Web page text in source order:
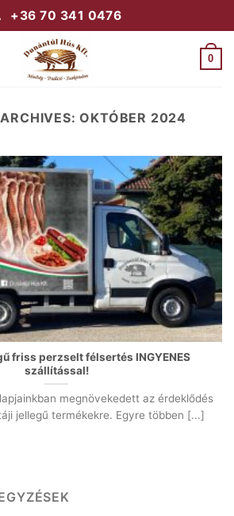
+36 70 341 0476
0
OKTÓBER 2024
friss perzselt félsertés INGYENES
szállítással!
megnövekedett az érdeklődés
jellegű termékekre. Egyre többen [...]